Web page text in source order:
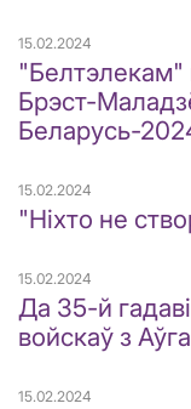
15.02.2024
"Белтэлекам"
Брэст-
Беларусь-
15.02.2024
"Ніхто не
15.02.2024
Да 35-й
войскаў з
15.02.2024